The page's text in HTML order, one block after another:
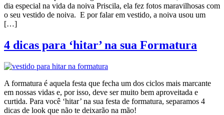
dia especial na vida da noiva Priscila, ela fez fotos maravilhosas com
o seu vestido de noiva. E por falar em vestido, a noiva usou um
[…]
4 dicas para ‘hitar’ na sua Formatura
A formatura é aquela festa que fecha um dos ciclos mais marcante
em nossas vidas e, por isso, deve ser muito bem aproveitada e
curtida. Para você ‘hitar’ na sua festa de formatura, separamos 4
dicas de look que não te deixarão na mão!